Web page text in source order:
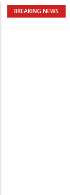
BREAKING NEWS